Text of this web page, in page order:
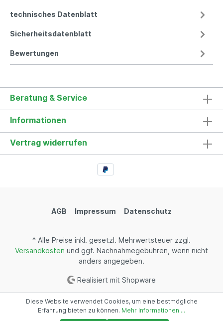
technisches Datenblatt
Sicherheitsdatenblatt
Bewertungen
Beratung & Service
Informationen
Vertrag widerrufen
AGB Impressum Datenschutz
* Alle Preise inkl. gesetzl. Mehrwertsteuer zzgl.
Versandkosten und ggf. Nachnahmegebühren, wenn nicht
anders angegeben.
Realisiert mit Shopware
Diese Website verwendet Cookies, um eine bestmögliche
Erfahrung bieten zu können. Mehr Informationen ...